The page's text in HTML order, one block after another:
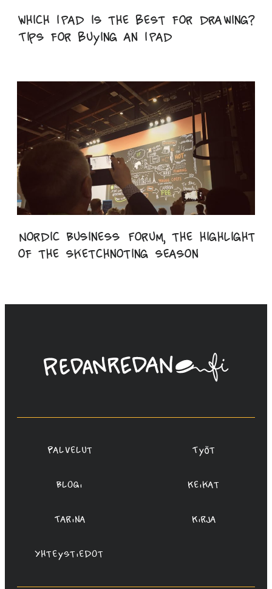
Which iPad is the best for drawing?
Tips for buying an iPad
Nordic Business Forum, the highlight
of the sketchnoting season
Linda
Saukko-
Oy
Palvelut Työt
Blogi Keikat
Tarina Kirja
Yhteystiedot